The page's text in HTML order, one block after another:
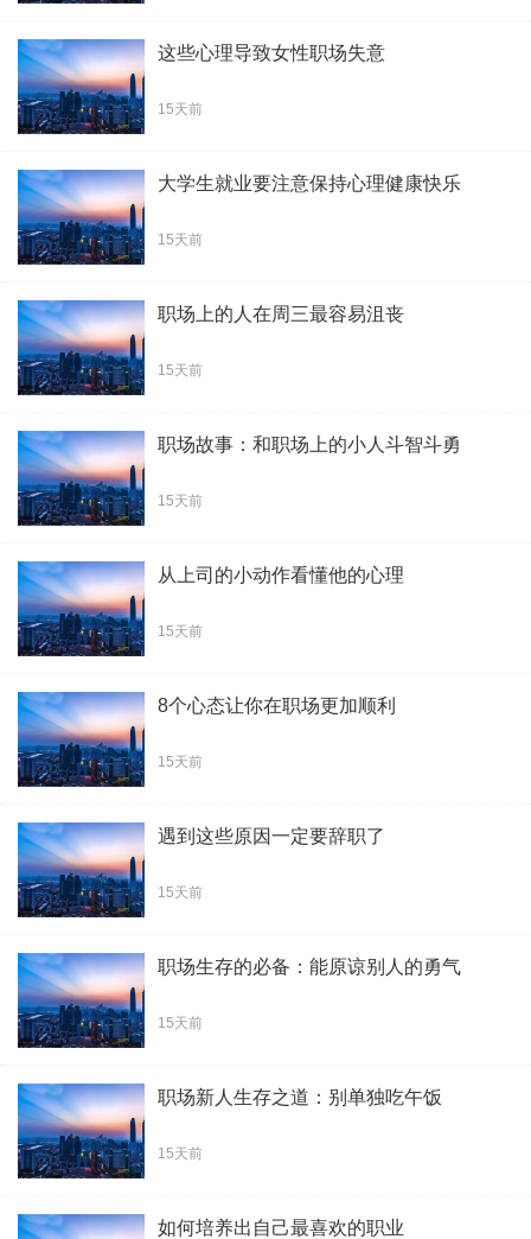
这些心理导致女性职场失意
15天前
大学生就业要注意保持心理健康快乐
15天前
职场上的人在周三最容易沮丧
15天前
职场故事：和职场上的小人斗智斗勇
15天前
从上司的小动作看懂他的心理
15天前
8个心态让你在职场更加顺利
15天前
遇到这些原因一定要辞职了
15天前
职场生存的必备：能原谅别人的勇气
15天前
职场新人生存之道：别单独吃午饭
15天前
如何培养出自己最喜欢的职业